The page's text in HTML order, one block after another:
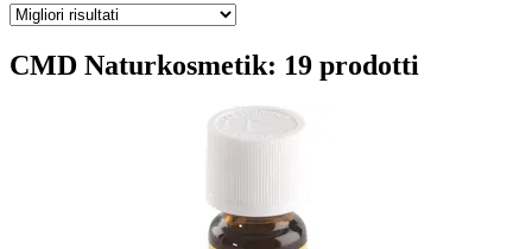
CMD Naturkosmetik: 19 prodotti